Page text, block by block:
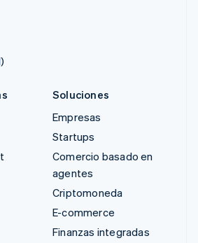
Soluciones
Empresas
Startups
Comercio basado en
agentes
Criptomoneda
E-commerce
Finanzas integradas